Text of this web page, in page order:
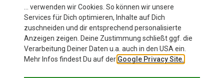
… verwenden wir Cookies. So können wir unsere
Services für Dich optimieren, Inhalte auf Dich
zuschneiden und dir entsprechend personalisierte
Anzeigen zeigen. Deine Zustimmung schließt ggf. die
Verarbeitung Deiner Daten u.a. auch in den USA ein.
Mehr Infos findest Du auf der Google Privacy Site.